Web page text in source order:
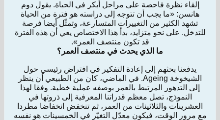
إلقاء نظرة فاحصة على مراحل أبكر في الحياة. يقول دوم
هانسن: «ما يجب أن تتوجه إلى دراسته هو فترة من الحياة
تشهد الكثير من التغييرات المتسارعة، وتمثّل أيضا فرصة
للتدخل. على نحو متزايد، بدأ هذا الاختصاص يعي أن هذه الفترة
قد تكون منتصف العمر».
ما الذي يحدث في منتصف العمر؟
يدفعنا بحثهم إلى إعادة التفكير في افتراض رئيسي حول
الشيخوخة Ageing. في الماضي، كان من الطبيعي أن ينظر
إلى التدهور المرتبط بالعمر بوصفه عملية خطية. وفقا لهذا
النموذج، تصل معظم قدراتنا المعرفية إلى ذروتها في
العشرينات والثلاثينات من العمر، ثم تنخفض انخفاضا مطردا
مع مرور الوقت، فيكون معدّل التغيّر في الخمسينات هو نفسه